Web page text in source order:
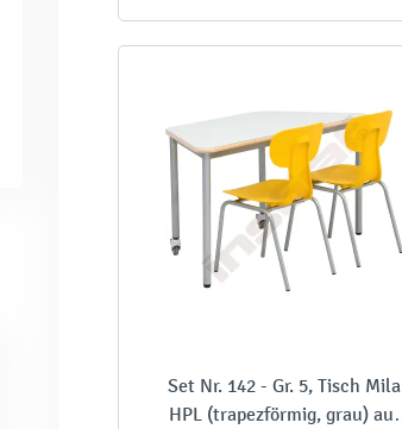
Set Nr. 142 - Gr. 5, Tisch Mila
HPL (trapezförmig, grau) auf